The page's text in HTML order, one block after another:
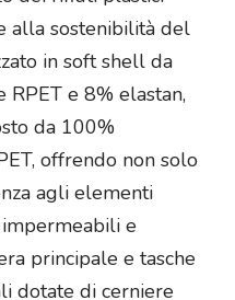
alla sostenibilità del
in soft shell da
e 8% elastan,
da 100%
offrendo non solo
agli elementi
e
principale e tasche
dotate di cerniere